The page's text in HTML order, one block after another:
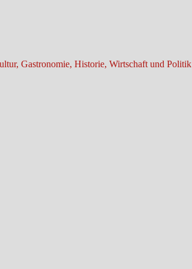
Gastronomie, Historie, Wirtschaft und Politik